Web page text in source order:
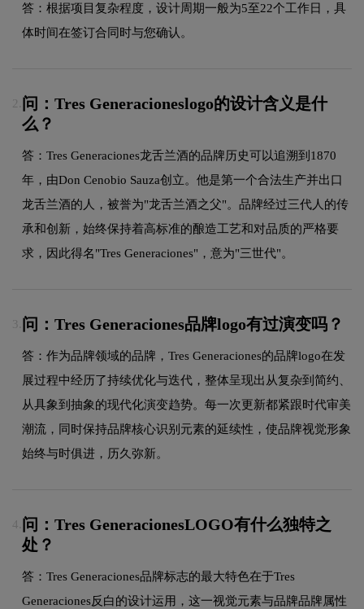
答：根据项目复杂程度，设计周期一般为5至22个工作日，具
体时间在签订合同时与您确认。
2. 问：Tres Generacioneslogo的设计含义是什
么？
答：Tres Generaciones龙舌兰酒的品牌历史可以追溯到1870
年，由Don Cenobio Sauza创立。他是第一个合法生产并出口
龙舌兰酒的人，被誉为"龙舌兰酒之父"。品牌经过三代人的传
承和创新，始终保持着高标准的酿造工艺和对品质的严格要
求，因此得名"Tres Generaciones"，意为"三世代"。
3. 问：Tres Generaciones品牌logo有过演变吗？
答：作为品牌领域的品牌，Tres Generaciones的品牌logo在发
展过程中经历了持续优化与迭代，整体呈现出从复杂到简约、
从具象到抽象的现代化演变趋势。每一次更新都紧跟时代审美
潮流，同时保持品牌核心识别元素的延续性，使品牌视觉形象
始终与时俱进，历久弥新。
4. 问：Tres GeneracionesLOGO有什么独特之
处？
答：Tres Generaciones品牌标志的最大特色在于Tres
Generaciones反白的设计运用，这一视觉元素与品牌品牌属性